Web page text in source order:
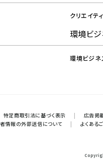
クリエイテ
環境ビジ
環境ビジネ
特定商取引法に基づく表示 | 広告掲
情報の外部送信について | よくある